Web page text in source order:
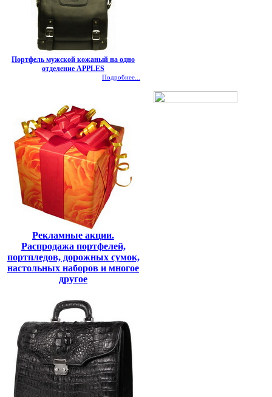
Портфель мужской кожаный на одно
отделение APPLES
Подробнее...
Рекламные акции.
Распродажа портфелей,
портпледов, дорожных сумок,
настольных наборов и многое
другое